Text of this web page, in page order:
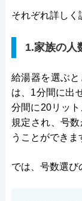
それぞれ詳しく
1.家族の人
給湯器を選ぶ
は、1分間に出
分間に20リッ
規定され、号
うことができま
では、号数選び